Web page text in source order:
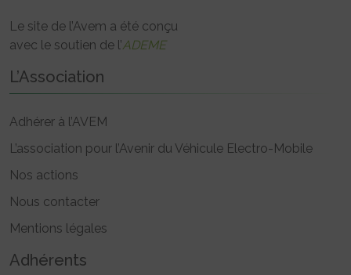
Le site de l’Avem a été conçu
avec le soutien de l’ADEME
L’Association
Adhérer à l’AVEM
L’association pour l’Avenir du Véhicule Electro-Mobile
Nos actions
Nous contacter
Mentions légales
Adhérents